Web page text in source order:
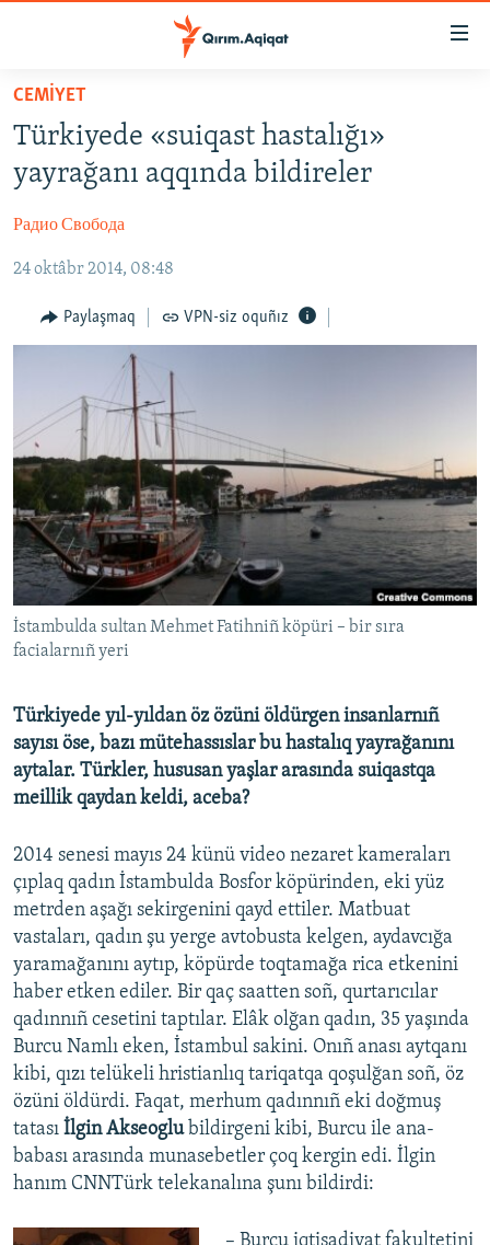
Esas
qaytmaq
Baş
navigatsiyağa
qaytmaq
qaytmaq
HABERLER
SİYASET
İQTİSADİYAT
CEMİYET
MEDENİYET
İNSAN AQLARI
BLOGLAR
FİKİR
Русский
Українською
QOŞULIÑIZ!
RFE/RS bütün saytları
CEMİYET
Türkiyede «suiqast hastalığı»
yayrağanı aqqında bildireler
Радио Свобода
24 oktâbr 2014, 08:48
Paylaşmaq VPN-siz oquñız
İstambulda sultan Mehmet Fatihniñ köpüri – bir sıra
facialarnıñ yeri
Türkiyede yıl-yıldan öz özüni öldürgen insanlarnıñ
sayısı öse, bazı mütehassıslar bu hastalıq yayrağanını
aytalar. Türkler, hususan yaşlar arasında suiqastqa
meillik qaydan keldi, aceba?
2014 senesi mayıs 24 künü video nezaret kameraları
çıplaq qadın İstambulda Bosfor köpürinden, eki yüz
metrden aşağı sekirgenini qayd ettiler. Matbuat
vastaları, qadın şu yerge avtobusta kelgen, aydavcığa
yaramağanını aytıp, köpürde toqtamağa rica etkenini
haber etken ediler. Bir qaç saatten soñ, qurtarıcılar
qadınnıñ cesetini taptılar. Elâk olğan qadın, 35 yaşında
Burcu Namlı eken, İstambul sakini. Onıñ anası aytqanı
kibi, qızı telükeli hristianlıq tariqatqa qoşulğan soñ, öz
özüni öldürdi. Faqat, merhum qadınnıñ eki doğmuş
tatası İlgin Akseoglubildirgeni kibi, Burcu ile ana-
babası arasında munasebetler çoq kergin edi. İlgin
hanım CNNTürk telekanalına şunı bildirdi: